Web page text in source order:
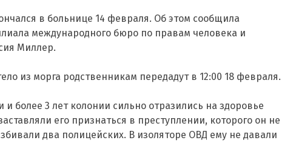
в больнице 14 февраля. Об этом сообщила
международного бюро по правам человека и
Миллер.
из морга родственникам передадут в 12:00 18 февраля.
более 3 лет колонии сильно отразились на здоровье
его признаться в преступлении, которого он не
два полицейских. В изоляторе ОВД ему не давали